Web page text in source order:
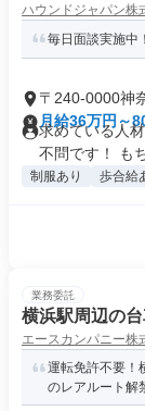
ハウンドジャパン株
毎日面談実施中
〒240-0000神
月給36万円～
求めている人
不問です！ も
制服あり 歩合給
業務委託
横浜駅周辺の
エースカンパニー株
運転免許不要！
のレアルート解